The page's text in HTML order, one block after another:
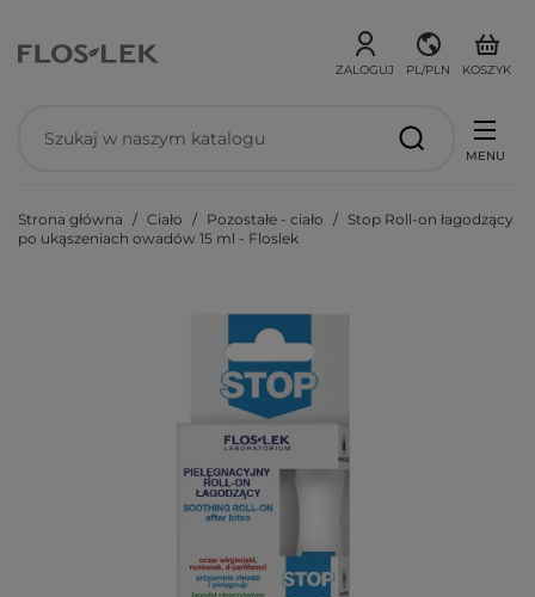
ZALOGUJ PL/PLN KOSZYK
MENU
Strona główna Ciało Pozostałe - ciało
Stop Roll-on łagodzący
po ukąszeniach owadów 15 ml - Floslek